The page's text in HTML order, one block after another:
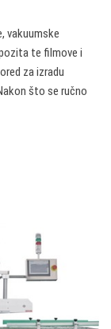
vakuumske
te filmove i
za izradu
što se ručno